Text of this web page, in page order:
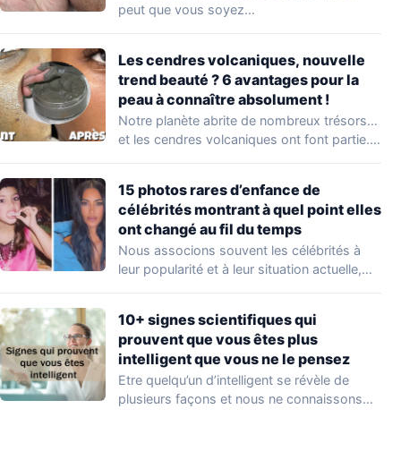
peut que vous soyez…
Les cendres volcaniques, nouvelle
trend beauté ? 6 avantages pour la
peau à connaître absolument !
Notre planète abrite de nombreux trésors…
et les cendres volcaniques ont font partie.
15 photos rares d’enfance de
célébrités montrant à quel point elles
ont changé au fil du temps
Nous associons souvent les célébrités à
leur popularité et à leur situation actuelle,
10+ signes scientifiques qui
prouvent que vous êtes plus
intelligent que vous ne le pensez
Etre quelqu’un d’intelligent se révèle de
plusieurs façons et nous ne connaissons